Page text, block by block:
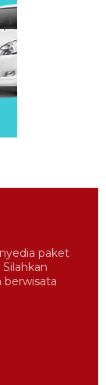
paket